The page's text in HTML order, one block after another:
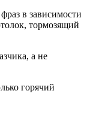
в зависимости
тормозящий
а не
горячий